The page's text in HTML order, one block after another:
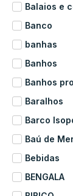
Balaios e
Banco
banhas
Banhos
Banhos
Baralhos
Barco
Baú de
Bebidas
BENGALA